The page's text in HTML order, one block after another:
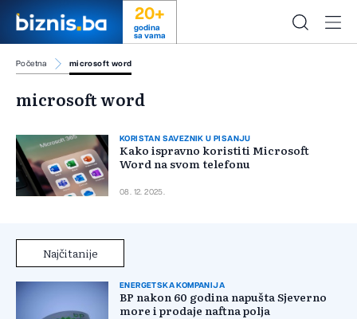
20+
godina
sa vama
Početna microsoft word
microsoft word
KORISTAN SAVEZNIK U PISANJU
Kako ispravno koristiti Microsoft
Word na svom telefonu
08. 12. 2025.
Najčitanije
ENERGETSKA KOMPANIJA
BP nakon 60 godina napušta Sjeverno
more i prodaje naftna polja